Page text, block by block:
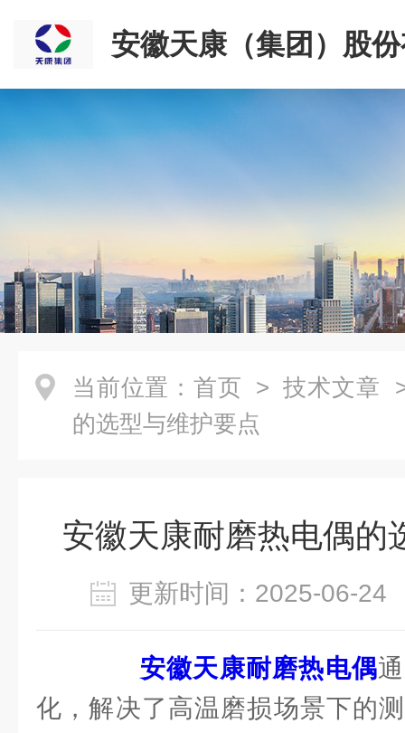
安徽天康（集团）股
司
当前位置： 首页 > 技术文章
的选型与维护要点
安徽天康耐磨热电偶的
更新时间：2025-06-
安徽天康耐磨热电偶
化，解决了高温磨损场景下的